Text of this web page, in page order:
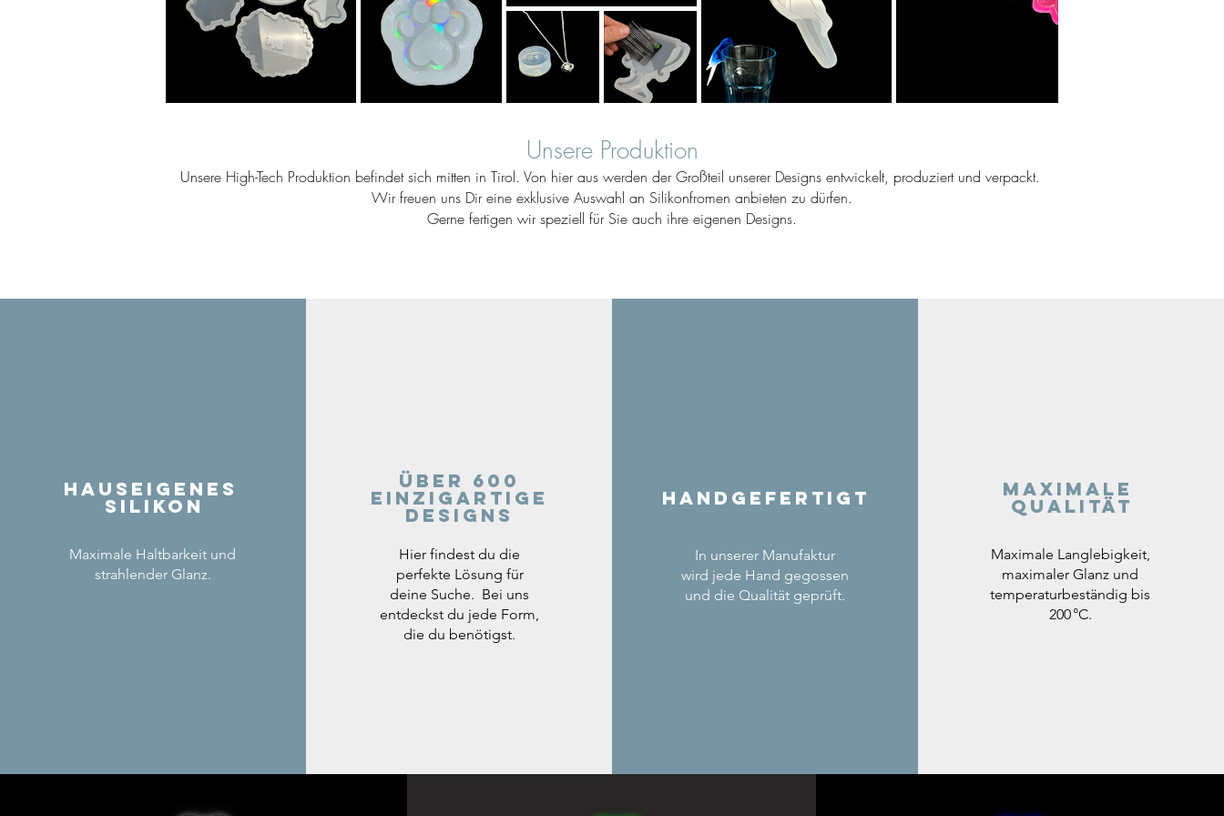
Unsere Produktion
Unsere High-Tech Produktion befindet sich mitten in Tirol. Von hier aus werden der Großteil unserer Designs entwickelt, produziert und verpackt.
Wir freuen uns Dir eine exklusive Auswahl an Silikonfromen anbieten zu dürfen.
Gerne fertigen wir speziell für Sie auch ihre eigenen Designs.
Hauseigenes
Silikon
Maximale Haltbarkeit und
strahlender Glanz.
Über 600
einzigartige
Designs
Hier findest du die
perfekte Lösung für
deine Suche. Bei uns
entdeckst du jede Form,
die du benötigst.
Handgefertigt
In unserer Manufaktur
wird jede Hand gegossen
und die Qualität geprüft.
Maximale
Qualität
Maximale Langlebigkeit,
maximaler Glanz und
temperaturbeständig bis
200 °C.